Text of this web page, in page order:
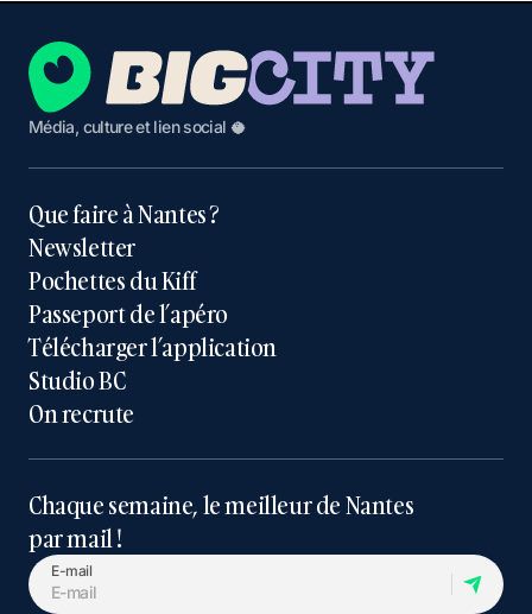
Média, culture et lien social 🥥
Que faire à Nantes ?
Newsletter
Pochettes du Kiff
Passeport de l’apéro
Télécharger l’application
Studio BC
On recrute
Chaque semaine, le meilleur de Nantes
par mail !
E-mail